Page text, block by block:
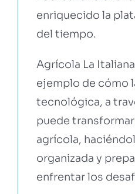
enriquecido la
del tiempo.
Agrícola La
ejemplo de cómo
tecnológica, a
puede
agrícola,
organizada y
enfrentar los